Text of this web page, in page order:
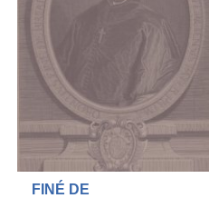
FINÉ DE